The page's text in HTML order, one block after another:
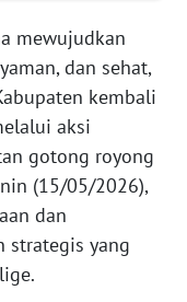
mewujudkan
dan sehat,
kembali
aksi
gotong royong
(15/05/2026),
dan
strategis yang